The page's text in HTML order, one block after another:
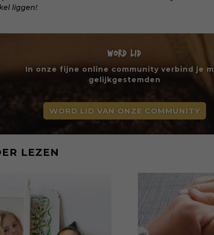
liggen!
WORD LID
In onze fijne online community verbind je
gelijkgestemden
WORD LID VAN ONZE COMMUNITY
LEZEN